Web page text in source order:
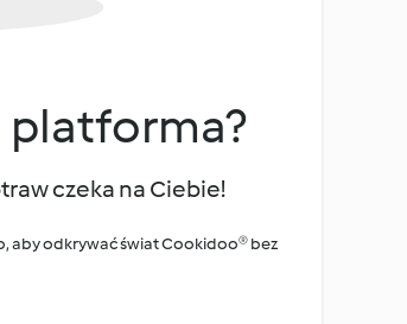
platforma?
czeka na Ciebie!
aby odkrywać świat Cookidoo® bez